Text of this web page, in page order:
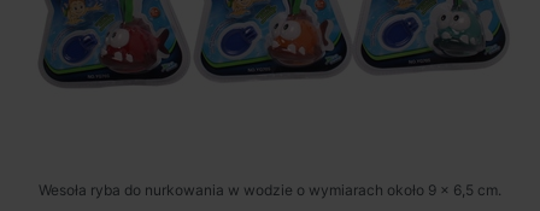
Wesoła ryba do nurkowania w wodzie o wymiarach około 9 x 6,5 cm.